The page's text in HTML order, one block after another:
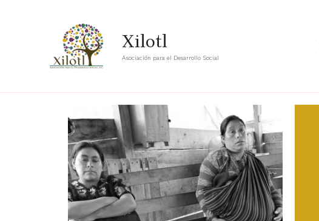
Xilotl
Asociación para el Desarrollo Social